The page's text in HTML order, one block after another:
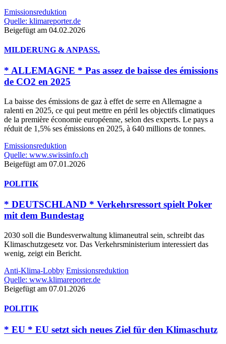
Emissionsreduktion
Quelle: klimareporter.de
Beigefügt am 04.02.2026
MILDERUNG & ANPASS.
* ALLEMAGNE * Pas assez de baisse des émissions
de CO2 en 2025
La baisse des émissions de gaz à effet de serre en Allemagne a
ralenti en 2025, ce qui peut mettre en péril les objectifs climatiques
de la première économie européenne, selon des experts. Le pays a
réduit de 1,5% ses émissions en 2025, à 640 millions de tonnes.
Emissionsreduktion
Quelle: www.swissinfo.ch
Beigefügt am 07.01.2026
POLITIK
* DEUTSCHLAND * Verkehrsressort spielt Poker
mit dem Bundestag
2030 soll die Bundesverwaltung klimaneutral sein, schreibt das
Klimaschutzgesetz vor. Das Verkehrsministerium interessiert das
wenig, zeigt ein Bericht.
Anti-Klima-Lobby Emissionsreduktion
Quelle: www.klimareporter.de
Beigefügt am 07.01.2026
POLITIK
* EU * EU setzt sich neues Ziel für den Klimaschutz